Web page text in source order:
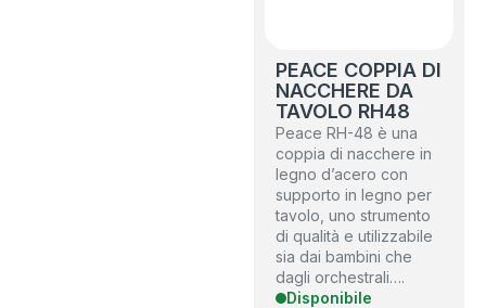
PEACE COPPIA DI
NACCHERE DA
TAVOLO RH48
Peace RH-48 è una
coppia di nacchere in
legno d’acero con
supporto in legno per
tavolo, uno strumento
di qualità e utilizzabile
sia dai bambini che
dagli orchestrali….
Disponibile